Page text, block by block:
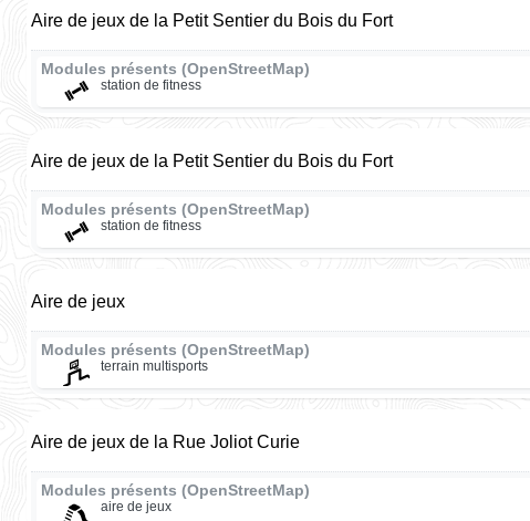
Aire de jeux de la Petit Sentier du Bois du Fort
Modules présents (OpenStreetMap)
station de fitness
Aire de jeux de la Petit Sentier du Bois du Fort
Modules présents (OpenStreetMap)
station de fitness
Aire de jeux
Modules présents (OpenStreetMap)
terrain multisports
Aire de jeux de la Rue Joliot Curie
Modules présents (OpenStreetMap)
aire de jeux